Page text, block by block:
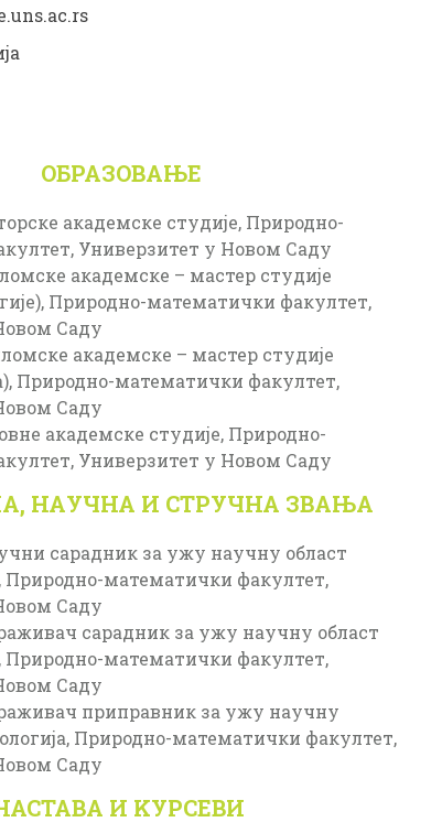
ОБРАЗОВАЊЕ
академске студије, Природно-
Универзитет у Новом Саду
академске – мастер студије
Природно-математички факултет,
Саду
академске – мастер студије
Природно-математички факултет,
Саду
академске студије, Природно-
Универзитет у Новом Саду
НАУЧНА И СТРУЧНА ЗВАЊА
сарадник за ужу научну област
Природно-математички факултет,
Саду
сарадник за ужу научну област
Природно-математички факултет,
Саду
приправник за ужу научну
Природно-математички факултет,
Саду
И KУРСЕВИ